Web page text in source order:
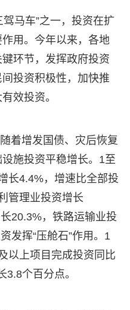
马车”之一，投资在扩
用。今年以来，各地
环节，发挥政府投资
投资积极性，加快推
效投资。
着增发国债、灾后恢复
施投资平稳增长。1至
长4.4%，增速比全部投
管理业投资增长
20.3%，铁路运输业投
发挥“压舱石”作用。1
以上项目完成投资同比
个百分点。